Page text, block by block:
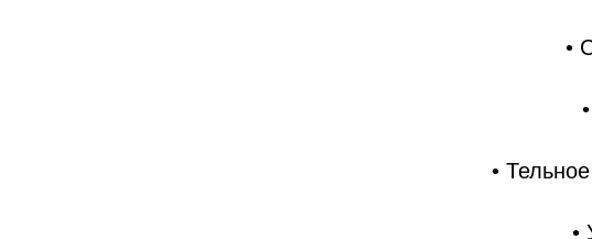
•
•
•